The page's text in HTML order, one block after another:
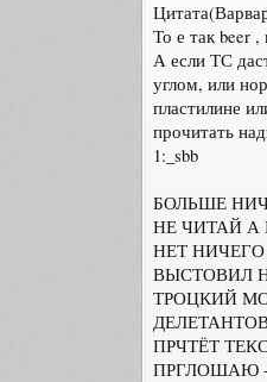
То е так beer ,
А если ТС
углом, или
пластилине
прочитать
1:_sbb
БОЛЬШЕ
НЕ ЧИТАЙ
НЕТ
ВЫСТОВИЛ
ТРОЦКИЙ
ПРЧТЁТ
ПРГЛОШАЮ -